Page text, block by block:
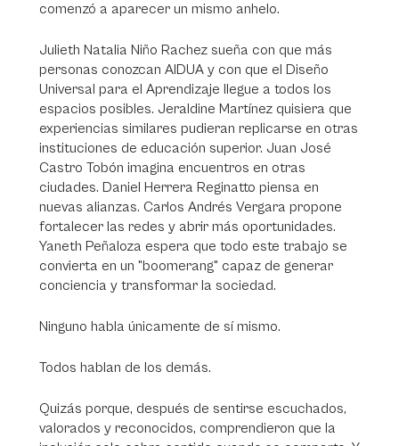
comenzó a aparecer un mismo anhelo.
Julieth Natalia Niño Rachez sueña con que más
personas conozcan AIDUA y con que el Diseño
Universal para el Aprendizaje llegue a todos los
espacios posibles. Jeraldine Martínez quisiera que
experiencias similares pudieran replicarse en otras
instituciones de educación superior. Juan José
Castro Tobón imagina encuentros en otras
ciudades. Daniel Herrera Reginatto piensa en
nuevas alianzas. Carlos Andrés Vergara propone
fortalecer las redes y abrir más oportunidades.
Yaneth Peñaloza espera que todo este trabajo se
convierta en un "boomerang" capaz de generar
conciencia y transformar la sociedad.
Ninguno habla únicamente de sí mismo.
Todos hablan de los demás.
Quizás porque, después de sentirse escuchados,
valorados y reconocidos, comprendieron que la